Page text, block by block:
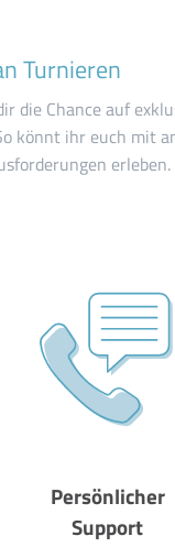
Turnieren
die Chance auf
könnt ihr euch mit
erleben.
Persönlicher
Support